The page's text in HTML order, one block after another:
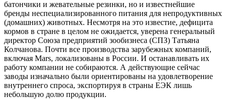
батончики и же­вательные резинки, но и известнейшие
бренды неспециализированного пита­ния для непродуктивных
(домашних) животных. Несмотря на это известие, дефицита
кормов в стране в целом не ожидается, уверена генеральный
ди­ректор Союза предприятий зообизне­са (СПЗ) Татьяна
Колчанова. Почти все производства зарубежных компаний,
включая Mars, локализованы в России. И останавливать их
работу компании не собираются. А действующие сейчас
заводы изначально были ориентиро­ваны на удовлетворение
внутреннего спроса, экспортируя в страны ЕЭК лишь
небольшую долю продукции.